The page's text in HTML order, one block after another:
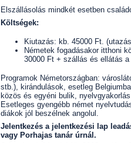
Elszállásolás mindkét esetben
Költségek:
Kiutazás: kb. 45000 Ft.
Németek fogadásakor itthoni
30000 Ft + szállás és ellátás a
Programok Németországban:
stb.), kirándulások, esetleg
közös és egyéni bulik,
Esetleges gyengébb német
diákok jól beszélnek angolul.
Jelentkezés a jelentkezési lap
vagy Porhajas tanár úrnál.